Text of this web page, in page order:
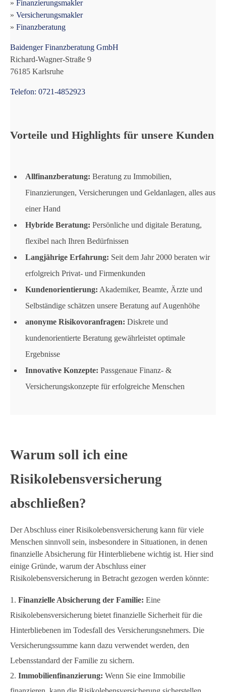
» Finanzierungsmakler
» Versicherungsmakler
» Finanzberatung
Baidenger Finanzberatung GmbH
Richard-Wagner-Straße 9
76185 Karlsruhe
Telefon: 0721-4852923
Vorteile und Highlights für unsere Kunden
Allfinanzberatung: Beratung zu Immobilien,
Finanzierungen, Versicherungen und Geldanlagen, alles aus
einer Hand
Hybride Beratung: Persönliche und digitale Beratung,
flexibel nach Ihren Bedürfnissen
Langjährige Erfahrung: Seit dem Jahr 2000 beraten wir
erfolgreich Privat- und Firmenkunden
Kundenorientierung: Akademiker, Beamte, Ärzte und
Selbständige schätzen unsere Beratung auf Augenhöhe
anonyme Risikovoranfragen: Diskrete und
kundenorientierte Beratung gewährleistet optimale
Ergebnisse
Innovative Konzepte: Passgenaue Finanz- &
Versicherungskonzepte für erfolgreiche Menschen
Warum soll ich eine
Risikolebensversicherung
abschließen?
Der Abschluss einer Risikolebensversicherung kann für viele
Menschen sinnvoll sein, insbesondere in Situationen, in denen
finanzielle Absicherung für Hinterbliebene wichtig ist. Hier sind
einige Gründe, warum der Abschluss einer
Risikolebensversicherung in Betracht gezogen werden könnte:
Finanzielle Absicherung der Familie: Eine
Risikolebensversicherung bietet finanzielle Sicherheit für die
Hinterbliebenen im Todesfall des Versicherungsnehmers. Die
Versicherungssumme kann dazu verwendet werden, den
Lebensstandard der Familie zu sichern.
Immobilienfinanzierung: Wenn Sie eine Immobilie